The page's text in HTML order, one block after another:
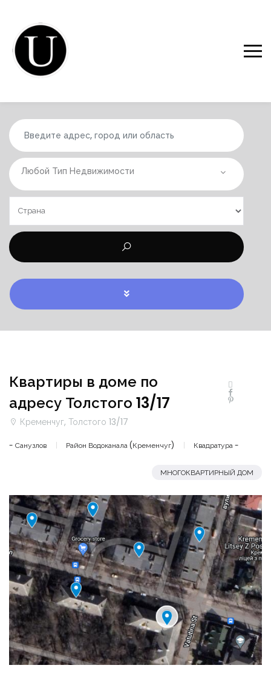
Любой Тип Недвижимости
Квартиры в доме по
адресу Толстого 13/17
Кременчуг, Толстого 13/17
- Санузлов Район Водоканала (Кременчуг) Квадратура -
МНОГОКВАРТИРНЫЙ ДОМ